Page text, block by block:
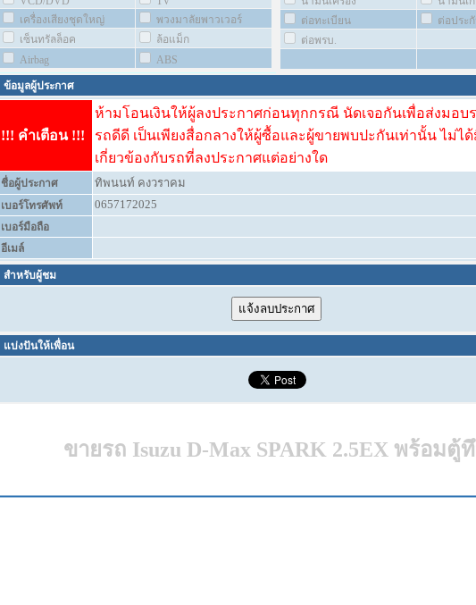
เครื่องเสียงชุดใหญ่
พวงมาลัยพาวเวอร์
เซ็นทรัลล็อค
ล้อแม็ก
Airbag
ABS
ต่อทะเบียน
ต่อประ
ต่อพรบ.
ข้อมูลผู้ประกาศ
!!! คำเตือน !!!
ห้ามโอนเงินให้ผู้ลงประกาศก่อนทุกกรณี นัดเจอกันเพื่อส่งมอบ
รถดีดี เป็นเพียงสื่อกลางให้ผู้ซื้อและผู้ขายพบปะกันเท่านั้น ไม่ไ
เกี่ยวข้องกับรถที่ลงประกาศแต่อย่างใด
ชื่อผู้ประกาศ ทิพนนท์ คงวราคม
เบอร์โทรศัพท์ 0657172025
เบอร์มือถือ
อีเมล์
สำหรับผู้ชม
แบ่งปันให้เพื่อน
ขายรถ Isuzu D-Max SPARK 2.5EX พร้อมตู้